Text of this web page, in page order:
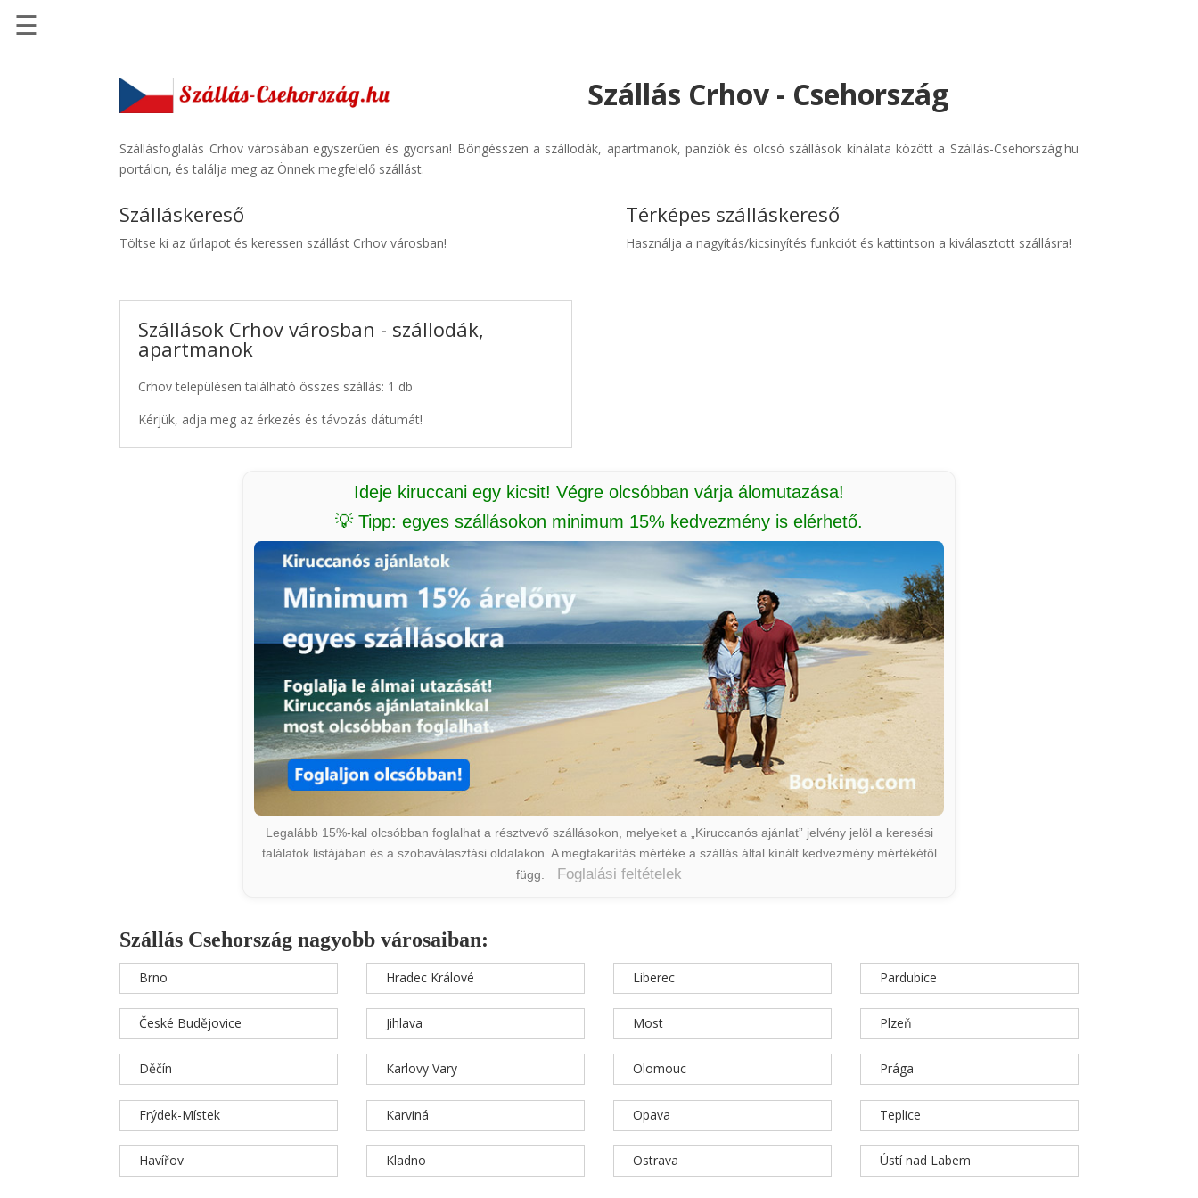
Szállásinfo.eu
Repülőjegy
pénzvisszatérítéssel
Autóbérlés
☰
Szállás Crhov - Csehország
Szállásfoglalás Crhov városában egyszerűen és gyorsan! Böngésszen a szállodák, apartmanok, panziók és olcsó szállások kínálata között a Szállás-Csehország.hu
portálon, és találja meg az Önnek megfelelő szállást.
Szálláskereső
Töltse ki az űrlapot és keressen szállást Crhov városban!
Szállások Crhov városban - szállodák,
apartmanok
Crhov településen található összes szállás: 1 db
Kérjük, adja meg az érkezés és távozás dátumát!
Térképes szálláskereső
Használja a nagyítás/kicsinyítés funkciót és kattintson a kiválasztott szállásra!
Ideje kiruccani egy kicsit! Végre olcsóbban várja álomutazása!
💡 Tipp: egyes szállásokon minimum 15% kedvezmény is elérhető.
Legalább 15%-kal olcsóbban foglalhat a résztvevő szállásokon, melyeket a „Kiruccanós ajánlat” jelvény jelöl a keresési
találatok listájában és a szobaválasztási oldalakon. A megtakarítás mértéke a szállás által kínált kedvezmény mértékétől
függ.
Foglalási feltételek
Szállás Csehország nagyobb városaiban:
Brno
České Budějovice
Děčín
Frýdek-Místek
Havířov
Hradec Králové
Jihlava
Karlovy Vary
Karviná
Kladno
Liberec
Most
Olomouc
Opava
Ostrava
Pardubice
Plzeň
Prága
Teplice
Ústí nad Labem